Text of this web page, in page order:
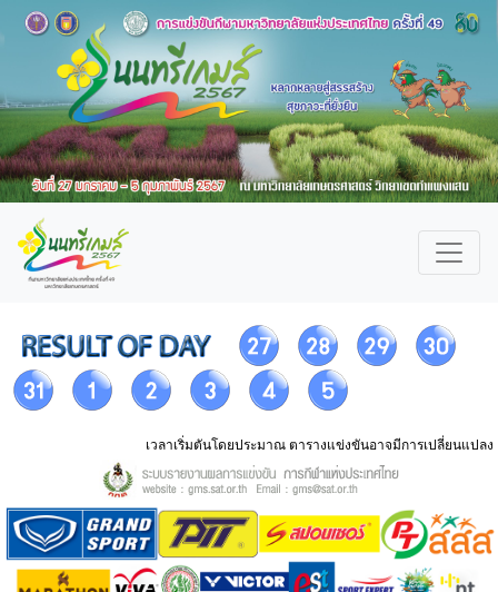
เวลาเริ่มตันโดยประมาณ ตารางแข่งขันอาจมีการเปลี่ยนแปลง